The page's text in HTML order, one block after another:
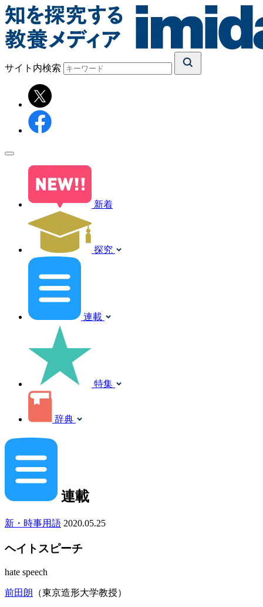
サイト内検索
新着
探究
連載
特集
辞典
連載
新・時事用語 2020.05.25
ヘイトスピーチ
hate speech
前田朗 （東京造形大学教授）